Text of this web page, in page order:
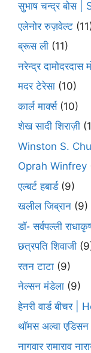
सुभाष चन्द्र बोस
एलेनोर रुज़वेल्ट
ब्रूस ली (11)
नरेन्द्र दामोदरदास
मदर टेरेसा (10)
कार्ल मार्क्स(10)
शेख सादी शिराज़ी
Winston S.
Oprah Winfrey
एल्बर्ट हबार्ड(9)
खलील जिब्रान (9)
डॉ॰ सर्वपल्ली
छत्रपति शिवाजी
रतन टाटा (9)
नेल्सन मंडेला (9)
हेनरी वार्ड बीचर
थॉमस अल्वा एडिसन
नागवार रामाराव